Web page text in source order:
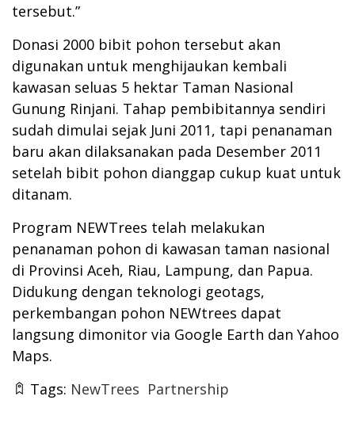
tersebut.”
Donasi 2000 bibit pohon tersebut akan
digunakan untuk menghijaukan kembali
kawasan seluas 5 hektar Taman Nasional
Gunung Rinjani. Tahap pembibitannya sendiri
sudah dimulai sejak Juni 2011, tapi penanaman
baru akan dilaksanakan pada Desember 2011
setelah bibit pohon dianggap cukup kuat untuk
ditanam.
Program NEWTrees telah melakukan
penanaman pohon di kawasan taman nasional
di Provinsi Aceh, Riau, Lampung, dan Papua.
Didukung dengan teknologi geotags,
perkembangan pohon NEWtrees dapat
langsung dimonitor via Google Earth dan Yahoo
Maps.
Tags: NewTrees Partnership